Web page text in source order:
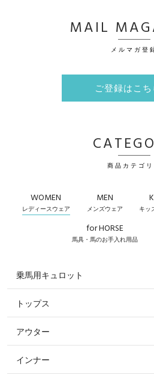
MAIL
メルマガ登
ご登録はこ
商品カテゴリ
WOMEN
レディースウェア
MEN
メンズウェア キッ
for HORSE
馬具・馬のお手入れ用品
乗馬用キュロット
すべてのキュロット
フルグリップ・尻革 キュロット
ニーグリップ・膝革 キュロット
トップス
すべてのトップス
ポロシャツ
アウター
すべてのアウター
インナー